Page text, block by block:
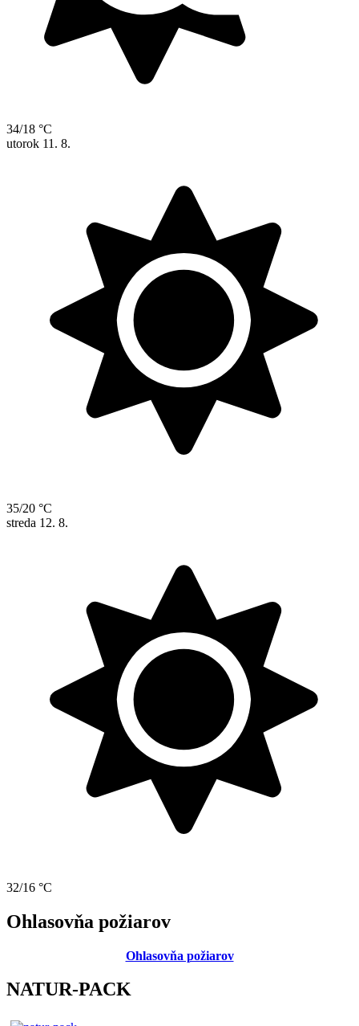
34/18 °C
utorok 11. 8.
35/20 °C
streda 12. 8.
32/16 °C
Ohlasovňa požiarov
Ohlasovňa požiarov
NATUR-PACK